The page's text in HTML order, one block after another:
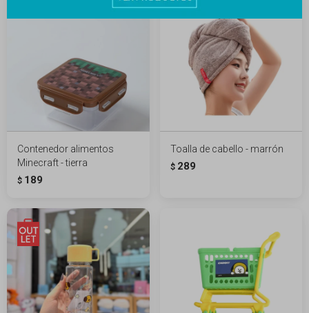
Contenedor alimentos
Minecraft - tierra
$ 189
Toalla de cabello - marrón
$ 289